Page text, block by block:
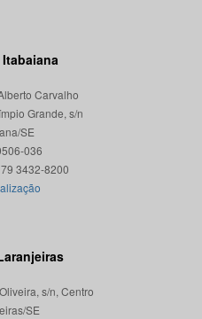
Carvalho
Grande, s/n
SE
036
s/n, Centro
SE